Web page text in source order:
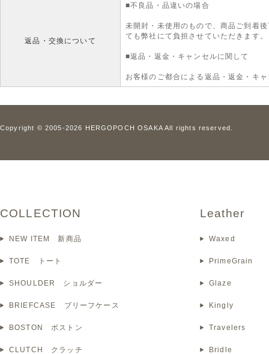
返品・交換について
■不良品・品違いの場合
未開封・未使用のもので、商品ご到着
ても弊社にて負担させていただきます。
■返品・返金・キャンセルに関して
お客様のご都合による返品・返金・キ
Copyright © 2005-2026 HERGOPOCH OSAKA All rights reserved.
COLLECTION
NEW ITEM 新商品
TOTE トート
SHOULDER ショルダー
BRIEFCASE ブリーフケース
BOSTON ボストン
CLUTCH クラッチ
Leather
Waxed
PrimeGrain
Glaze
Kingly
Travelers
Bridle